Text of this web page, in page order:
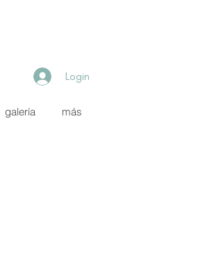
Login
galería más